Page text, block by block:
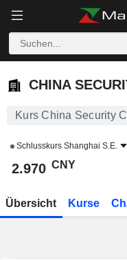
CHINA SECURITY
CHINA
Kurs China Security
Schlusskurs Shanghai S.E.
2.970 CNY
Übersicht Kurse